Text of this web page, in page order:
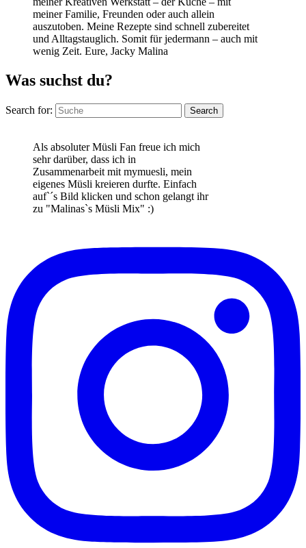
meiner Familie, Freunden oder auch allein
auszutoben. Meine Rezepte sind schnell zubereitet
und Alltagstauglich. Somit für jedermann – auch mit
wenig Zeit. Eure, Jacky Malina
Was suchst du?
Search for: Search
Als absoluter Müsli Fan freue ich mich
sehr darüber, dass ich in
Zusammenarbeit mit mymuesli, mein
eigenes Müsli kreieren durfte. Einfach
auf`´s Bild klicken und schon gelangt ihr
zu "Malinas`s Müsli Mix" :)